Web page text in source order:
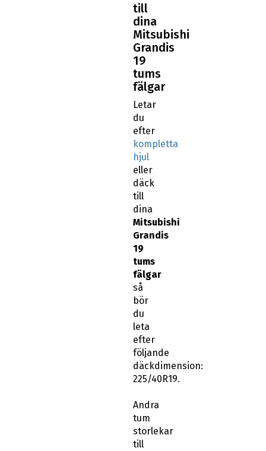
till
dina
Mitsubishi
Grandis
19
tums
fälgar
Letar
du
efter
kompletta
hjul
eller
däck
till
dina
Mitsubishi
Grandis
19
tums
fälgar
så
bör
du
leta
efter
följande
däckdimension:
225/40R19.
Andra
tum
storlekar
till